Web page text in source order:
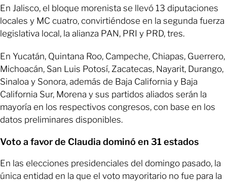
En Jalisco, el bloque morenista se llevó 13 diputaciones
locales y MC cuatro, convirtiéndose en la segunda fuerza
legislativa local, la alianza PAN, PRI y PRD, tres.
En Yucatán, Quintana Roo, Campeche, Chiapas, Guerrero,
Michoacán, San Luis Potosí, Zacatecas, Nayarit, Durango,
Sinaloa y Sonora, además de Baja California y Baja
California Sur, Morena y sus partidos aliados serán la
mayoría en los respectivos congresos, con base en los
datos preliminares disponibles.
Voto a favor de Claudia dominó en 31 estados
En las elecciones presidenciales del domingo pasado, la
única entidad en la que el voto mayoritario no fue para la